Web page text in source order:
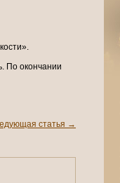
По окончании
статья →